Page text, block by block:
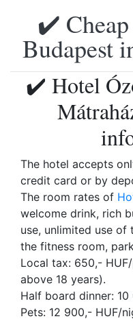
✔️ Cheap
Budapest
✔️ Hotel
The hotel accepts
credit card or by
The room rates of
welcome drink, rich
use, unlimited use of
the fitness room,
Local tax: 650,-
above 18 years).
Half board dinner:
Pets: 12 900,- HUF/